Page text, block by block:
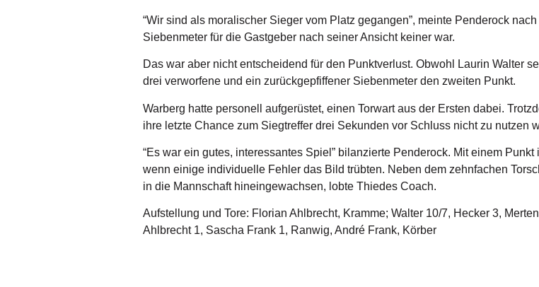
“Wir sind als moralischer Sieger vom Platz gegangen”, meinte Penderock
Siebenmeter für die Gastgeber nach seiner Ansicht keiner war.
Das war aber nicht entscheidend für den Punktverlust. Obwohl Laurin Walter
drei verworfene und ein zurückgepfiffener Siebenmeter den zweiten Punkt.
Warberg hatte personell aufgerüstet, einen Torwart aus der Ersten dabei.
ihre letzte Chance zum Siegtreffer drei Sekunden vor Schluss nicht zu nutzen
“Es war ein gutes, interessantes Spiel” bilanzierte Penderock. Mit einem
wenn einige individuelle Fehler das Bild trübten. Neben dem zehnfachen
in die Mannschaft hineingewachsen, lobte Thiedes Coach.
Aufstellung und Tore: Florian Ahlbrecht, Kramme; Walter 10/7, Hecker 3,
Ahlbrecht 1, Sascha Frank 1, Ranwig, André Frank, Körber